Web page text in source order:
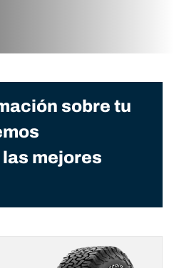
sobre tu
mejores